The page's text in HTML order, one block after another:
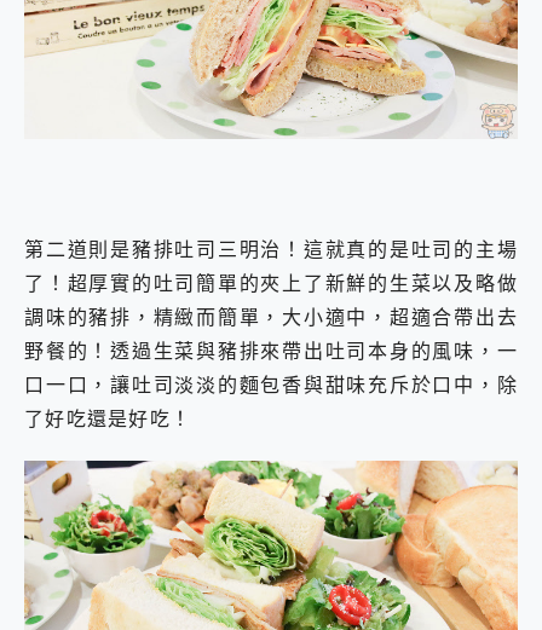
第二道則是豬排吐司三明治！這就真的是吐司的主場
了！超厚實的吐司簡單的夾上了新鮮的生菜以及略做
調味的豬排，精緻而簡單，大小適中，超適合帶出去
野餐的！透過生菜與豬排來帶出吐司本身的風味，一
口一口，讓吐司淡淡的麵包香與甜味充斥於口中，除
了好吃還是好吃！